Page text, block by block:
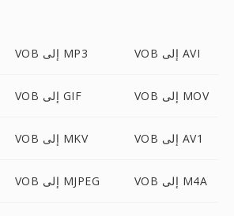
VOB إلى MP3 VOB إلى AVI
VOB إلى GIF VOB إلى MOV
VOB إلى MKV VOB إلى AV1
VOB إلى MJPEG VOB إلى M4A